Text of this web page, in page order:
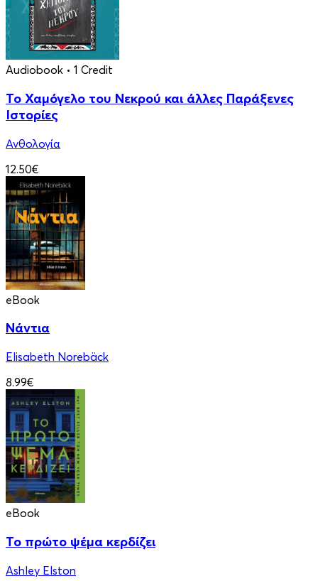
Audiobook • 1 Credit
Το Χαμόγελο του Νεκρού και άλλες Παράξενες
Ιστορίες
Ανθολογία
12.50€
eBook
Νάντια
Elisabeth Norebäck
8.99€
eBook
Το πρώτο ψέμα κερδίζει
Ashley Elston